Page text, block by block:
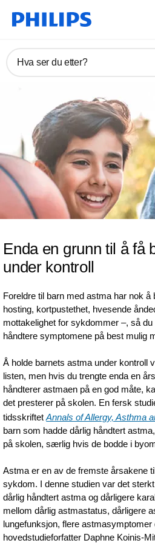
Hva ser du etter?
Enda en grunn til å få
under kontroll
Foreldre til barn med astma har nok
hosting, kortpustethet, hvesende
mottakelighet for sykdommer –, så
håndtere symptomene på best mulig
Å holde barnets astma under kontroll
listen, men hvis du trengte enda en
håndterer astmaen på en god måte,
det presterer på skolen. En fersk
tidsskriftetAnnals of Allergy, Asthma
barn som hadde dårlig håndtert
på skolen, særlig hvis de bodde i
Astma er en av de fremste årsakene
sykdom. I denne studien var det
dårlig håndtert astma og dårligere
mellom dårlig astmastatus, dårligere
lungefunksjon, flere
hovedstudieforfatter Daphne Koinis-